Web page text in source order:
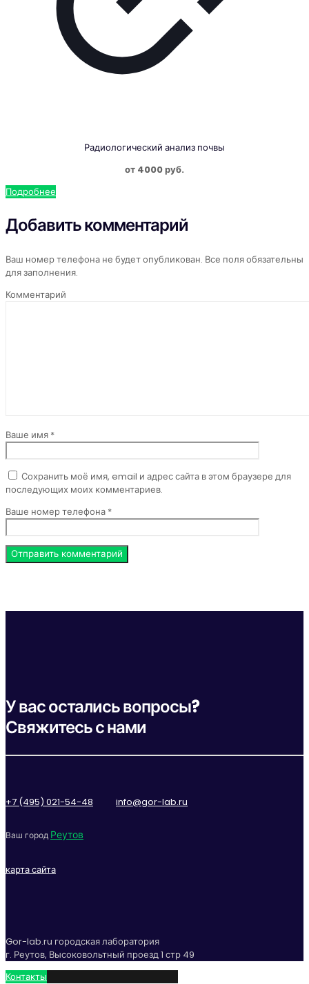
Радиологический анализ почвы
от 4000 руб.
Подробнее
Добавить комментарий
Ваш номер телефона не будет опубликован. Все поля обязательны
для заполнения.
Комментарий
Ваше имя *
Сохранить моё имя, email и адрес сайта в этом браузере для
последующих моих комментариев.
Ваше номер телефона *
У вас остались вопросы?
Свяжитесь с нами
+7 (495) 021-54-48 info@gor-lab.ru
Ваш город Реутов
карта сайта
Gor-lab.ru городская лаборатория
г. Реутов, Высоковольтный проезд 1 стр 49
Контакты